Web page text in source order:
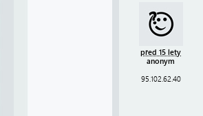
před 15 lety
anonym
95.102.62.40